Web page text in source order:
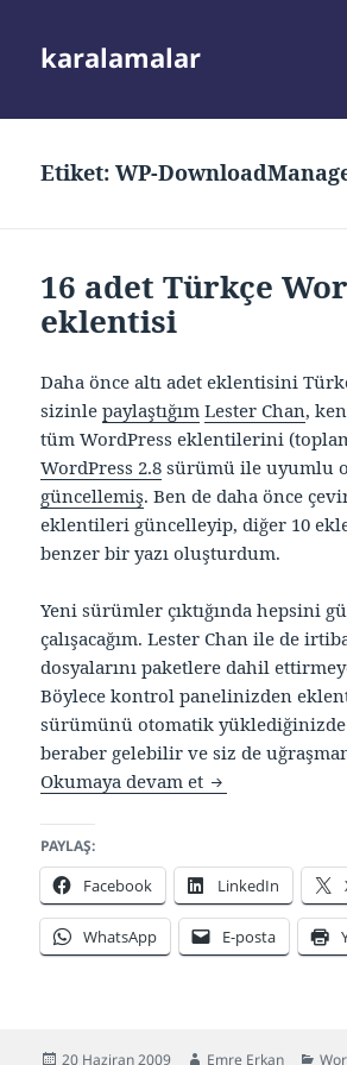
karalamalar
Etiket:WP-
16 adet Türkçe
eklentisi
Daha önce altı adet eklentisini
sizinlepaylaştığım Lester Chan,
tüm WordPress eklentilerini
WordPress 2.8 sürümü ile uyumlu
güncellemiş. Ben de daha önce
eklentileri güncelleyip, diğer 10
benzer bir yazı oluşturdum.
Yeni sürümler çıktığında hepsini
çalışacağım. Lester Chan ile de
dosyalarını paketlere dahil
Böylece kontrol panelinizden
sürümünü otomatik yüklediğinizde
beraber gelebilir ve siz de
Okumaya devam et 16 adet Türkçe
PAYLAŞ:
Facebook LinkedIn
WhatsApp E-posta
Yayın
20 Haziran 2009 Yazar
Emre Erkan